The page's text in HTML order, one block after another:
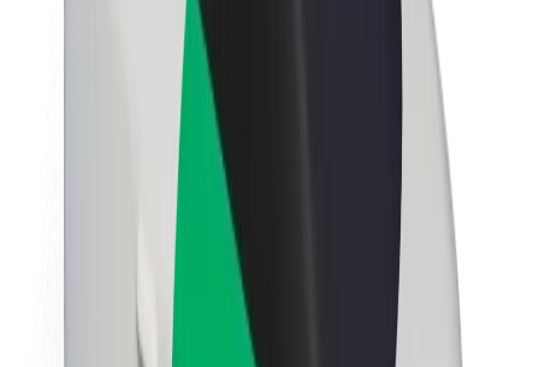
Udržitelnost podle Boltu
Projekt Zero
Tiskové centrum
Pokyny ke značce
Naše poslání
Vztahy s investory
Značka